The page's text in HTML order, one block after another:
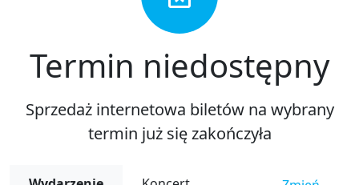
Termin niedostępny
Sprzedaż internetowa biletów na wybrany
termin już się zakończyła